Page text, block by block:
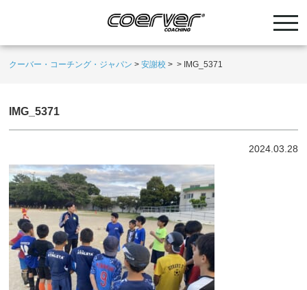
クーバー・コーチング・ジャパン >安謝校 > > IMG_5371
IMG_5371
2024.03.28